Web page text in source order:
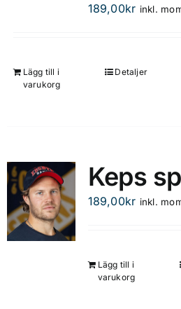
189,00kr inkl.
Lägg till i
varukorg
Detaljer
Keps
189,00kr inkl.
Lägg till i
varukorg